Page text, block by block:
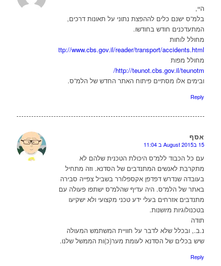
היי,
בלמ”ס ישנם כלים לההפצת נתוני על תאונות דרכים,
המתעדכנים חודש בחודשו.
מחולל לוחות
http://www.cbs.gov.il/reader/transport/accidents.html
מחולל מפות
http://teunot.cbs.gov.il/teunotm/
ובימים אלו מסתיים פיתוח האתר החדש של הלמ”ס.
Reply
אסף
15 בAugust 2015 ב 11:04
עם כל הכבוד ללמ”ס היכולת הטכנית שלהם לא
מתקרבת לאנשים המתנדבים של הסדנא. וזה מתחיל
בעובדה שנדרש דפדפן אקספלורר בשביל צפייה סבירה
באתר של הלמ”ס. היה עדיף שהלמ”ס ישתפו פעולה עם
מתנדבים אזרחים בעלי ידע טכני מקצועי ולא ישקיעו
בטכנולוגיות מיושנות.
תודה
נ.ב., ובכלל שלא לדבר על חוויית המשתמש המעולה
שיש בכלים של הסדנא לעומת מער(כ)ות הממשל שלנו.
Reply